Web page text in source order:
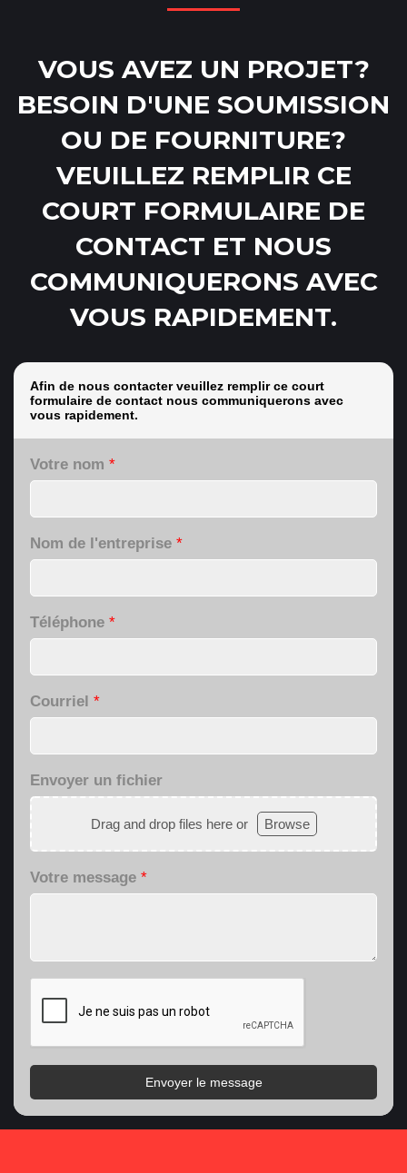
VOUS AVEZ UN PROJET?
BESOIN D'UNE SOUMISSION
OU DE FOURNITURE?
VEUILLEZ REMPLIR CE
COURT FORMULAIRE DE
CONTACT ET NOUS
COMMUNIQUERONS AVEC
VOUS RAPIDEMENT.
Afin de nous contacter veuillez remplir ce court
formulaire de contact nous communiquerons avec
vous rapidement.
Votre nom *
Nom de l'entreprise *
Téléphone *
Courriel *
Envoyer un fichier
Drag and drop files here or Browse
Votre message *
Envoyer le message